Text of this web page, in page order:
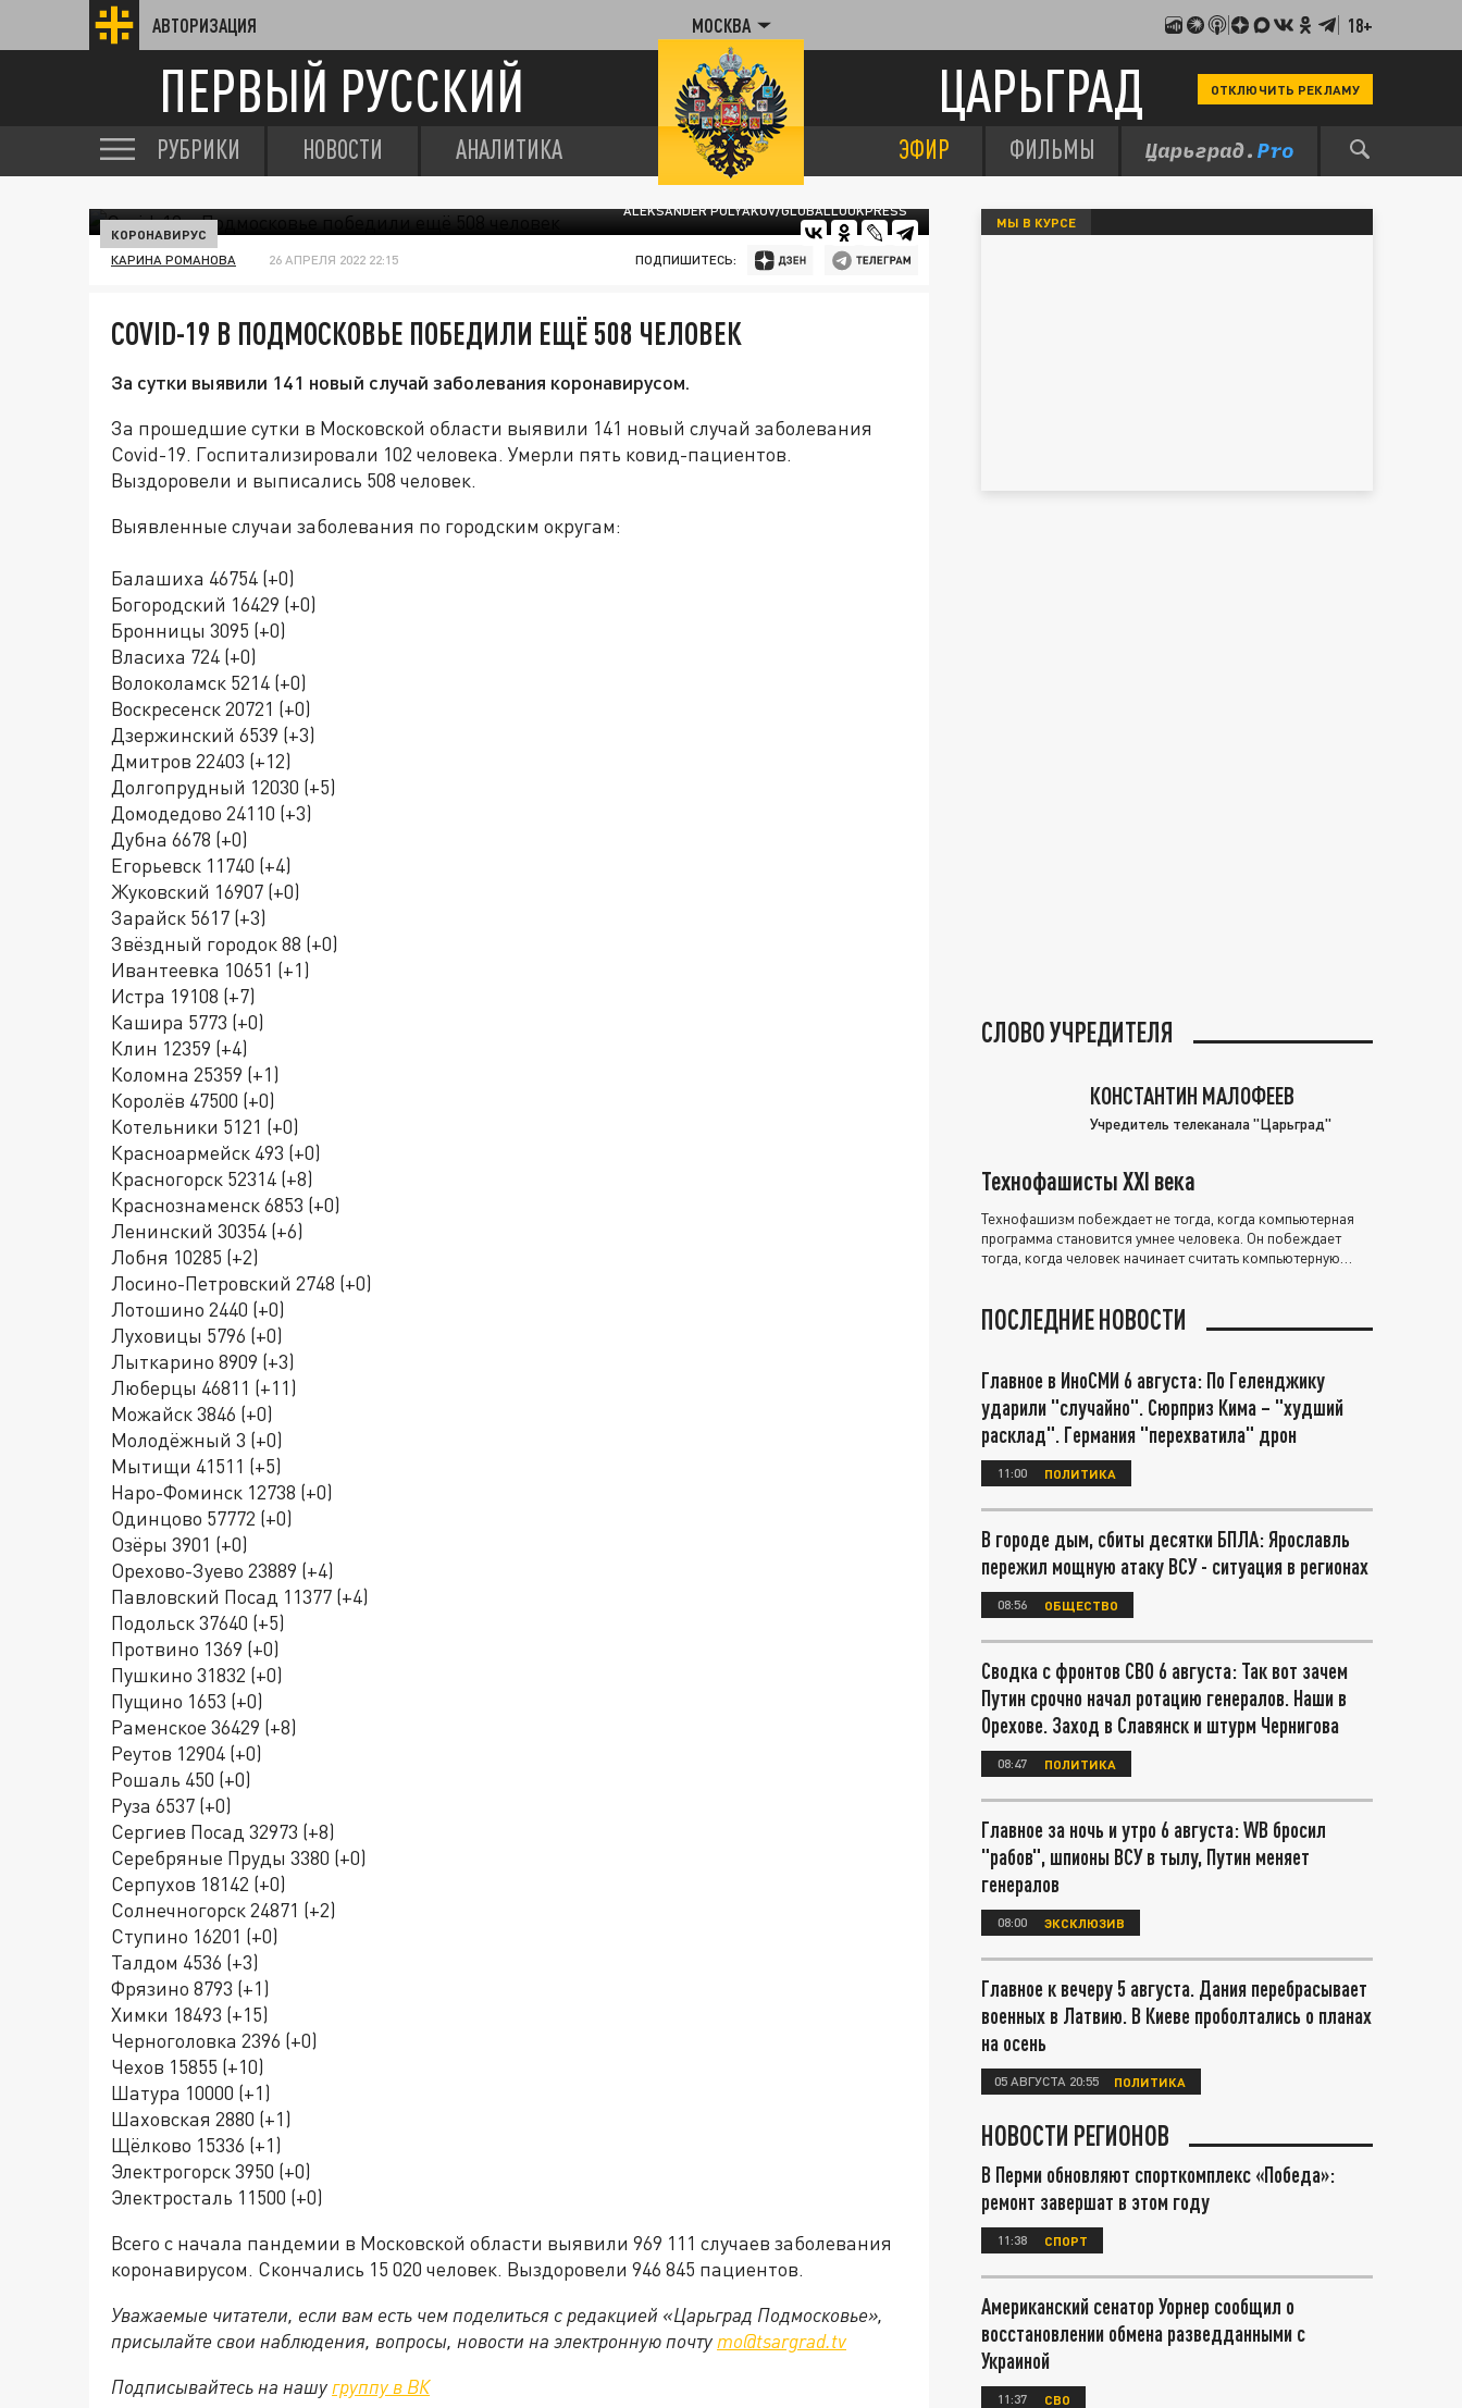
АВТОРИЗАЦИЯ МОСКВА 18+
ПЕРВЫЙ РУССКИЙ ЦАРЬГРАД ОТКЛЮЧИТЬ РЕКЛАМУ
РУБРИКИ НОВОСТИ АНАЛИТИКА ЭФИР ФИЛЬМЫ
ALEKSANDER POLYAKOV/GLOBALLOOKPRESS
КОРОНАВИРУС
КАРИНА РОМАНОВА 26 АПРЕЛЯ 2022 22:15 ПОДПИШИТЕСЬ:
COVID-19 В ПОДМОСКОВЬЕ ПОБЕДИЛИ ЕЩЁ 508 ЧЕЛОВЕК
За сутки выявили 141 новый случай заболевания коронавирусом.
За прошедшие сутки в Московской области выявили 141 новый случай заболевания
Covid-19. Госпитализировали 102 человека. Умерли пять ковид-пациентов.
Выздоровели и выписались 508 человек.
Выявленные случаи заболевания по городским округам:
Балашиха 46754 (+0)
Богородский 16429 (+0)
Бронницы 3095 (+0)
Власиха 724 (+0)
Волоколамск 5214 (+0)
Воскресенск 20721 (+0)
Дзержинский 6539 (+3)
Дмитров 22403 (+12)
Долгопрудный 12030 (+5)
Домодедово 24110 (+3)
Дубна 6678 (+0)
Егорьевск 11740 (+4)
Жуковский 16907 (+0)
Зарайск 5617 (+3)
Звёздный городок 88 (+0)
Ивантеевка 10651 (+1)
Истра 19108 (+7)
Кашира 5773 (+0)
Клин 12359 (+4)
Коломна 25359 (+1)
Королёв 47500 (+0)
Котельники 5121 (+0)
Красноармейск 493 (+0)
Красногорск 52314 (+8)
Краснознаменск 6853 (+0)
Ленинский 30354 (+6)
Лобня 10285 (+2)
Лосино-Петровский 2748 (+0)
Лотошино 2440 (+0)
Луховицы 5796 (+0)
Лыткарино 8909 (+3)
Люберцы 46811 (+11)
Можайск 3846 (+0)
Молодёжный 3 (+0)
Мытищи 41511 (+5)
Наро-Фоминск 12738 (+0)
Одинцово 57772 (+0)
Озёры 3901 (+0)
Орехово-Зуево 23889 (+4)
Павловский Посад 11377 (+4)
Подольск 37640 (+5)
Протвино 1369 (+0)
Пушкино 31832 (+0)
Пущино 1653 (+0)
Раменское 36429 (+8)
Реутов 12904 (+0)
Рошаль 450 (+0)
Руза 6537 (+0)
Сергиев Посад 32973 (+8)
Серебряные Пруды 3380 (+0)
Серпухов 18142 (+0)
Солнечногорск 24871 (+2)
Ступино 16201 (+0)
Талдом 4536 (+3)
Фрязино 8793 (+1)
Химки 18493 (+15)
Черноголовка 2396 (+0)
Чехов 15855 (+10)
Шатура 10000 (+1)
Шаховская 2880 (+1)
Щёлково 15336 (+1)
Электрогорск 3950 (+0)
Электросталь 11500 (+0)
Всего с начала пандемии в Московской области выявили 969 111 случаев заболевания
коронавирусом. Скончались 15 020 человек. Выздоровели 946 845 пациентов.
Уважаемые читатели, если вам есть чем поделиться с редакцией «Царьград Подмосковье»,
присылайте свои наблюдения, вопросы, новости на электронную почту mo@tsargrad.tv
Подписывайтесь на нашу группу в ВК
МЫ В КУРСЕ
СЛОВО УЧРЕДИТЕЛЯ
КОНСТАНТИН МАЛОФЕЕВ
Учредитель телеканала "Царьград"
Технофашисты XXI века
Технофашизм побеждает не тогда, когда компьютерная
программа становится умнее человека. Он побеждает
тогда, когда человек начинает считать компьютерную
ПОСЛЕДНИЕ НОВОСТИ
Главное в ИноСМИ 6 августа: По Геленджику
ударили "случайно". Сюрприз Кима – "худший
расклад". Германия "перехватила" дрон
11:00 ПОЛИТИКА
В городе дым, сбиты десятки БПЛА: Ярославль
пережил мощную атаку ВСУ - ситуация в регионах
08:56 ОБЩЕСТВО
Сводка с фронтов СВО 6 августа: Так вот зачем
Путин срочно начал ротацию генералов. Наши в
Орехове. Заход в Славянск и штурм Чернигова
08:47 ПОЛИТИКА
Главное за ночь и утро 6 августа: WB бросил
"рабов", шпионы ВСУ в тылу, Путин меняет
генералов
08:00 ЭКСКЛЮЗИВ
Главное к вечеру 5 августа. Дания перебрасывает
военных в Латвию. В Киеве проболтались о планах
на осень
05 АВГУСТА 20:55 ПОЛИТИКА
НОВОСТИ РЕГИОНОВ
В Перми обновляют спорткомплекс «Победа»:
ремонт завершат в этом году
11:38 СПОРТ
Американский сенатор Уорнер сообщил о
восстановлении обмена разведданными с
Украиной
11:37 СВО